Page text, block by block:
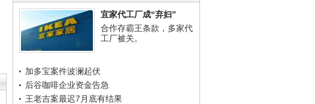
宜家代工厂成“弃妇”
合作存霸王条款，多家代
工厂被关。
加多宝案件波澜起伏
后谷咖啡企业资金告急
王老吉案最迟7月底有结果